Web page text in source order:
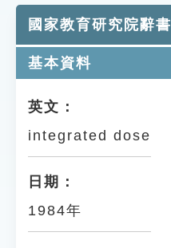
知識索引
單字索引
遊戲專區
教學應用
貓頭鷹博士
國家教育研究院辭書
基本資料
英文：
integrated dose
日期：
1984年